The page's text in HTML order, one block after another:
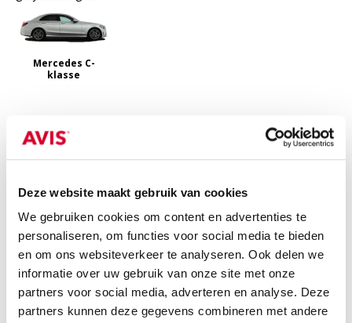
Deze website maakt gebruik van cookies
We gebruiken cookies om content en advertenties te
personaliseren, om functies voor social media te bieden
en om ons websiteverkeer te analyseren. Ook delen we
informatie over uw gebruik van onze site met onze
partners voor social media, adverteren en analyse. Deze
partners kunnen deze gegevens combineren met andere
Mercedes C-
klasse
Inbegrepen
Bij de prijs inbegrepen
24/7 pechhulp in Europa
WA-verzekering
BTW
Niet inbegrepen
Niet bij de prijs inbegrepen